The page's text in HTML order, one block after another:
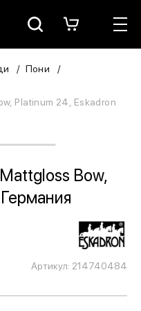
Пони
Platinum 24, Eskadron
Bow,
Артикул: 214740484